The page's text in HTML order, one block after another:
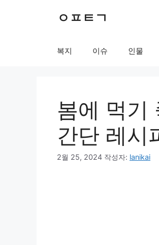
ㅇㅍㅌㄱ
복지 이슈 인물
봄에 먹기
간단 레시
2월 25, 2024 작성자: lanikai